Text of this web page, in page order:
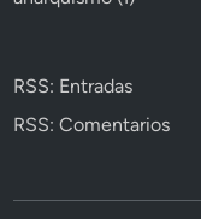
RSS: Entradas
RSS: Comentarios